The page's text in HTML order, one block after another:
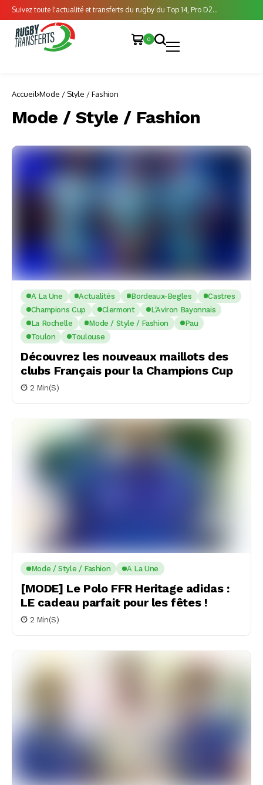
Suivez toute l'actualité et transferts du rugby du Top 14, Pro D2...
0
Accueil Mode / Style / Fashion
Mode / Style / Fashion
A La Une Actualités Bordeaux-Begles
Castres
Champions Cup
Clermont
L'Aviron Bayonnais
La Rochelle
Mode / Style / Fashion
Pau
Toulon
Toulouse
Découvrez les nouveaux maillots des
clubs Français pour la Champions Cup
2 Min(s)
Mode / Style / Fashion A La Une
[MODE] Le Polo FFR Heritage adidas :
LE cadeau parfait pour les fêtes !
2 Min(s)